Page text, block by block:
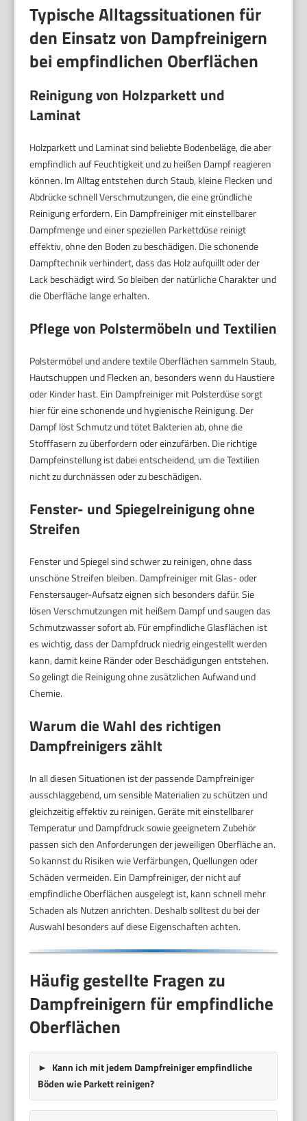
Typische Alltagssituationen für
den Einsatz von Dampfreinigern
bei empfindlichen Oberflächen
Reinigung von Holzparkett und
Laminat
Holzparkett und Laminat sind beliebte Bodenbeläge, die aber
empfindlich auf Feuchtigkeit und zu heißen Dampf reagieren
können. Im Alltag entstehen durch Staub, kleine Flecken und
Abdrücke schnell Verschmutzungen, die eine gründliche
Reinigung erfordern. Ein Dampfreiniger mit einstellbarer
Dampfmenge und einer speziellen Parkettdüse reinigt
effektiv, ohne den Boden zu beschädigen. Die schonende
Dampftechnik verhindert, dass das Holz aufquillt oder der
Lack beschädigt wird. So bleiben der natürliche Charakter und
die Oberfläche lange erhalten.
Pflege von Polstermöbeln und Textilien
Polstermöbel und andere textile Oberflächen sammeln Staub,
Hautschuppen und Flecken an, besonders wenn du Haustiere
oder Kinder hast. Ein Dampfreiniger mit Polsterdüse sorgt
hier für eine schonende und hygienische Reinigung. Der
Dampf löst Schmutz und tötet Bakterien ab, ohne die
Stofffasern zu überfordern oder einzufärben. Die richtige
Dampfeinstellung ist dabei entscheidend, um die Textilien
nicht zu durchnässen oder zu beschädigen.
Fenster- und Spiegelreinigung ohne
Streifen
Fenster und Spiegel sind schwer zu reinigen, ohne dass
unschöne Streifen bleiben. Dampfreiniger mit Glas- oder
Fenstersauger-Aufsatz eignen sich besonders dafür. Sie
lösen Verschmutzungen mit heißem Dampf und saugen das
Schmutzwasser sofort ab. Für empfindliche Glasflächen ist
es wichtig, dass der Dampfdruck niedrig eingestellt werden
kann, damit keine Ränder oder Beschädigungen entstehen.
So gelingt die Reinigung ohne zusätzlichen Aufwand und
Chemie.
Warum die Wahl des richtigen
Dampfreinigers zählt
In all diesen Situationen ist der passende Dampfreiniger
ausschlaggebend, um sensible Materialien zu schützen und
gleichzeitig effektiv zu reinigen. Geräte mit einstellbarer
Temperatur und Dampfdruck sowie geeignetem Zubehör
passen sich den Anforderungen der jeweiligen Oberfläche an.
So kannst du Risiken wie Verfärbungen, Quellungen oder
Schäden vermeiden. Ein Dampfreiniger, der nicht auf
empfindliche Oberflächen ausgelegt ist, kann schnell mehr
Schaden als Nutzen anrichten. Deshalb solltest du bei der
Auswahl besonders auf diese Eigenschaften achten.
Häufig gestellte Fragen zu
Dampfreinigern für empfindliche
Oberflächen
Kann ich mit jedem Dampfreiniger empfindliche
Böden wie Parkett reinigen?